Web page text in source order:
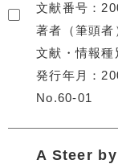
文献番号
著者（筆頭者
文献・情報種
発行年月
No.60-01
A Steer